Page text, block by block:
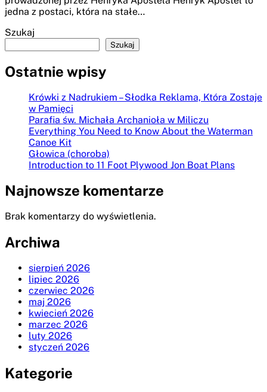
jedna z postaci, która na stałe…
Szukaj
Szukaj
Ostatnie wpisy
Krówki z Nadrukiem – Słodka Reklama, Która Zostaje
w Pamięci
Parafia św. Michała Archanioła w Miliczu
Everything You Need to Know About the Waterman
Canoe Kit
Głowica (choroba)
Introduction to 11 Foot Plywood Jon Boat Plans
Najnowsze komentarze
Brak komentarzy do wyświetlenia.
Archiwa
sierpień 2026
lipiec 2026
czerwiec 2026
maj 2026
kwiecień 2026
marzec 2026
luty 2026
styczeń 2026
Kategorie